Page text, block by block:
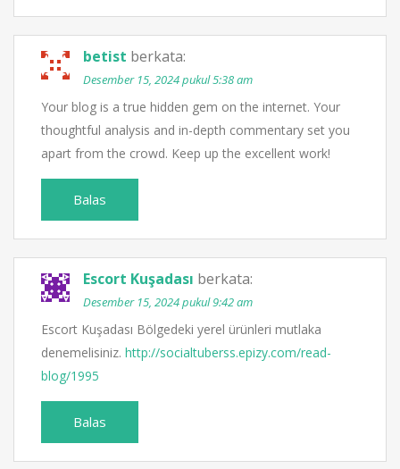
betist berkata:
Desember 15, 2024 pukul 5:38 am
Your blog is a true hidden gem on the internet. Your
thoughtful analysis and in-depth commentary set you
apart from the crowd. Keep up the excellent work!
Balas
Escort Kuşadası berkata:
Desember 15, 2024 pukul 9:42 am
Escort Kuşadası Bölgedeki yerel ürünleri mutlaka
denemelisiniz. http://socialtuberss.epizy.com/read-
blog/1995
Balas